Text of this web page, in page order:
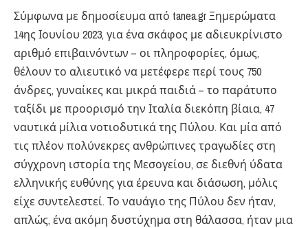
Σύμφωνα με δημοσίευμα από tanea.gr Ξημερώματα
14ης Ιουνίου 2023, για ένα σκάφος με αδιευκρίνιστο
αριθμό επιβαινόντων – οι πληροφορίες, όμως,
θέλουν το αλιευτικό να μετέφερε περί τους 750
άνδρες, γυναίκες και μικρά παιδιά – το παράτυπο
ταξίδι με προορισμό την Ιταλία διεκόπη βίαια, 47
ναυτικά μίλια νοτιοδυτικά της Πύλου. Και μία από
τις πλέον πολύνεκρες ανθρώπινες τραγωδίες στη
σύγχρονη ιστορία της Μεσογείου, σε διεθνή ύδατα
ελληνικής ευθύνης για έρευνα και διάσωση, μόλις
είχε συντελεστεί. Το ναυάγιο της Πύλου δεν ήταν,
απλώς, ένα ακόμη δυστύχημα στη θάλασσα, ήταν μια